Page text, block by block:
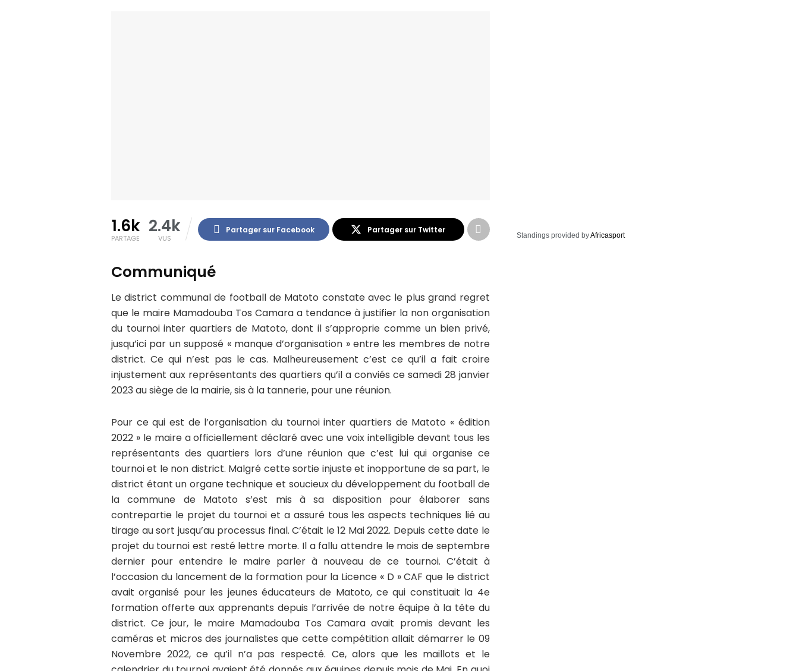
1.6k
PARTAGE
2.4k
VUS
Partager sur Facebook Partager sur Twitter
Communiqué
Le district communal de football de Matoto constate avec le plus grand regret
que le maire Mamadouba Tos Camara a tendance à justifier la non organisation
du tournoi inter quartiers de Matoto, dont il s’approprie comme un bien privé,
jusqu’ici par un supposé « manque d’organisation » entre les membres de notre
district. Ce qui n’est pas le cas. Malheureusement c’est ce qu’il a fait croire
injustement aux représentants des quartiers qu’il a conviés ce samedi 28 janvier
2023 au siège de la mairie, sis à la tannerie, pour une réunion.
Pour ce qui est de l’organisation du tournoi inter quartiers de Matoto « édition
2022 » le maire a officiellement déclaré avec une voix intelligible devant tous les
représentants des quartiers lors d’une réunion que c’est lui qui organise ce
tournoi et le non district. Malgré cette sortie injuste et inopportune de sa part, le
district étant un organe technique et soucieux du développement du football de
la commune de Matoto s’est mis à sa disposition pour élaborer sans
contrepartie le projet du tournoi et a assuré tous les aspects techniques lié au
tirage au sort jusqu’au processus final. C’était le 12 Mai 2022. Depuis cette date le
projet du tournoi est resté lettre morte. Il a fallu attendre le mois de septembre
dernier pour entendre le maire parler à nouveau de ce tournoi. C’était à
l’occasion du lancement de la formation pour la Licence « D » CAF que le district
avait organisé pour les jeunes éducateurs de Matoto, ce qui constituait la 4e
formation offerte aux apprenants depuis l’arrivée de notre équipe à la tête du
district. Ce jour, le maire Mamadouba Tos Camara avait promis devant les
caméras et micros des journalistes que cette compétition allait démarrer le 09
Novembre 2022, ce qu’il n’a pas respecté. Ce, alors que les maillots et le
Standings provided byAfricasport